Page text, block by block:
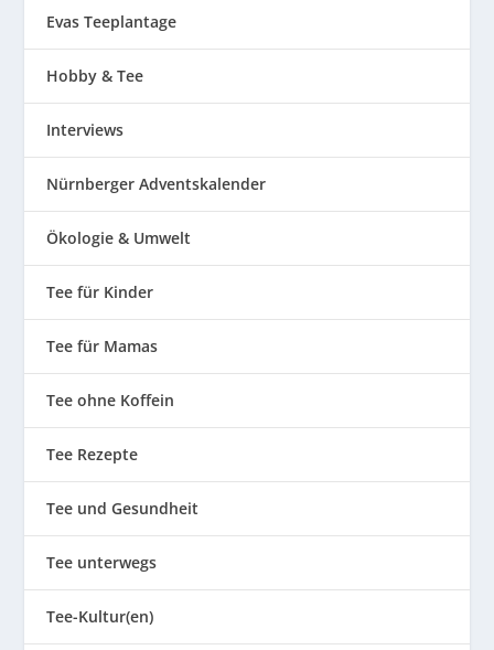
Evas Teeplantage
Hobby & Tee
Interviews
Nürnberger Adventskalender
Ökologie & Umwelt
Tee für Kinder
Tee für Mamas
Tee ohne Koffein
Tee Rezepte
Tee und Gesundheit
Tee unterwegs
Tee-Kultur(en)